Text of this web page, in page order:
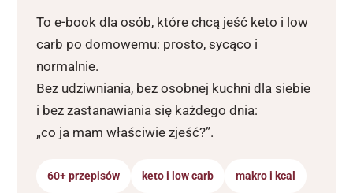
To e-book dla osób, które chcą jeść keto i low
carb po domowemu: prosto, sycąco i
normalnie.
Bez udziwniania, bez osobnej kuchni dla siebie
i bez zastanawiania się każdego dnia:
„co ja mam właściwie zjeść?”.
60+ przepisów keto i low carb makro i kcal